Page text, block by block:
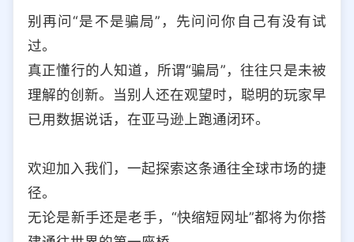
别再问“是不是骗局”，先问问你自己有没有试
过。
真正懂行的人知道，所谓“骗局”，往往只是未被
理解的创新。当别人还在观望时，聪明的玩家早
已用数据说话，在亚马逊上跑通闭环。
欢迎加入我们，一起探索这条通往全球市场的捷
径。
无论是新手还是老手，“快缩短网址”都将为你搭